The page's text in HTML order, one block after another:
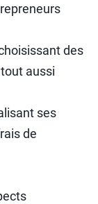
des
aussi
ses
de